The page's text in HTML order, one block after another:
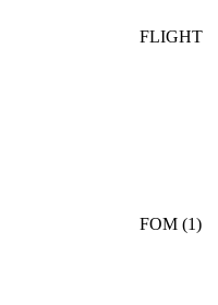
FLIGHT
FOM (1)